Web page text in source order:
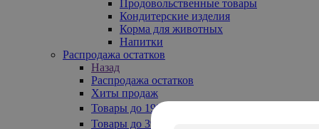
Продовольственные товары
Кондитерские изделия
Корма для животных
Напитки
Распродажа остатков
Назад
Распродажа остатков
Хиты продаж
Товары до 199₽
Товары до 399₽